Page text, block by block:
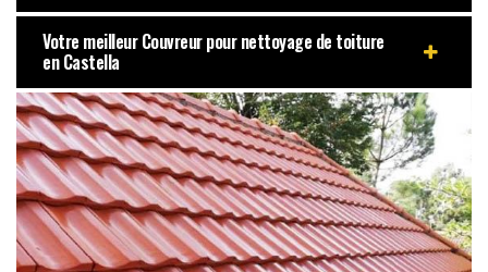
Votre meilleur Couvreur pour nettoyage de toiture
en Castella